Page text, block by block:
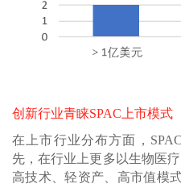
创新行业青睐SPAC上市模式
在上市行业分布方面，
先，在行业上更多以生物医
高技术、轻资产、高市值模